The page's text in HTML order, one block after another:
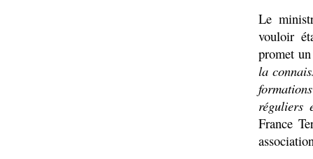
Le
vouloir
promet
la
réguliers
France